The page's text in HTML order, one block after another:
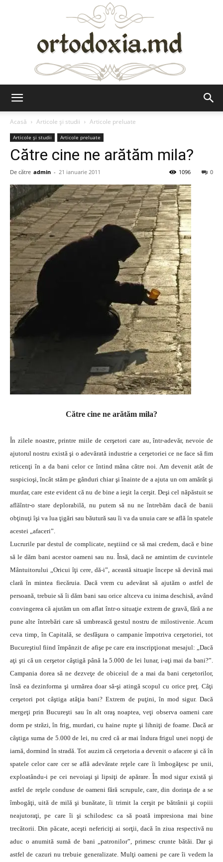
Acasă
Articole şi studii Articole preluate
Articole şi studii Articole preluate
Către cine ne arătăm mila?
De către admin - 21 ianuarie 2011 0
1096
Către cine ne arătăm mila?
În zilele noastre, printre miile de cerşetori care au, într-adevăr, nevoie de
ajutorul nostru există şi o adevărată industrie a cerşetoriei ce ne face să fim
reticenţi în a da bani celor ce întind mâna către noi. Am devenit atât de
suspicioşi, încât stăm pe gânduri chiar şi înainte de a ajuta un om amărât şi
murdar, care este evident că nu de bine a ieşit la cerşit.Deşi cel năpăstuit se
aflăîntr-o stare deplorabilă, nu putem să nu ne întrebăm dacă de banii
obţinuţi îşi va lua ţigări sau băutură sau îi va da unuia care se află în spatele
acestei „afaceri”.
Lucrurile par destul de complicate, neştiind ce să mai credem, dacă e bine
să le dăm bani acestor oameni sau nu. Însă, dacă ne amintim de cuvintele
Mântuitorului „Oricui îţi cere, dă-i”, această situaţie începe să devină mai
clară în mintea fiecăruia. Dacă vrem cu adevărat să ajutăm o astfel de
persoană, trebuie să îi dăm bani sau orice altceva cu inima deschisă, având
convingerea că ajutăm un om aflat într-o situaţie extrem de gravă, fără a ne
pune alte întrebări care să umbrească gestul nostru de milostivenie. Acum
ceva timp, în Capitală, se desfăşura o campanie împotriva cerşetoriei, tot
Bucureştiul fiind împânzit de afişe pe care era inscripţionat mesajul: „Dacă
aţi şti că un cerşetor câştigă până la 5.000 de lei lunar, i-aţi mai da bani?”.
Campania dorea să ne dezveţe de obiceiul de a mai da bani cerşetorilor,
însă ea dezinforma şi urmărea doar să-şi atingă scopul cu orice preţ. Câţi
cerşetori pot câştiga atâţia bani? Extrem de puţini, în mod sigur. Dacă
mergeţi prin Bucureşti sau în alt oraş noaptea, veţi observa oameni care
dorm pe străzi, în frig, murdari, cu haine rupte şi lihniţi de foame. Dacă ar
câştiga suma de 5.000 de lei, nu cred că ar mai îndura frigul unei nopţi de
iarnă, dormind în stradă. Tot auzim că cerşetoria a devenit o afacere şi că în
spatele celor care cer se află adevărate reţele care îi îmbogăţesc pe unii,
exploatându-i pe cei nevoiaşi şi lipsiţi de apărare. În mod sigur există şi
astfel de reţele conduse de oameni fără scrupule, care, din dorinţa de a se
îmbogăţi, uită de milă şi bunătate, îi trimit la cerşit pe bătrânii şi copiii
neajutoraţi, pe care îi şi schilodesc ca să poată impresiona mai bine
trecătorii. Din păcate, aceşti nefericiţi ai sorţii, dacă în ziua respectivă nu
aduc o anumită sumă de bani „patronilor”, primesc crunte bătăi. Dar şi
astfel de cazuri nu trebuie generalizate. Mulţi oameni pe care îi vedem la